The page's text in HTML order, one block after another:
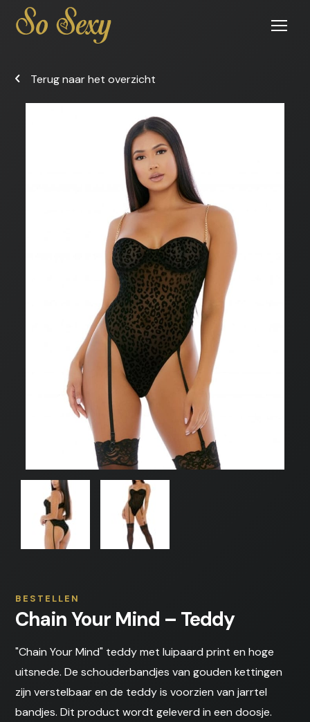
Open
Terug naar het overzicht
BESTELLEN
Chain Your Mind – Teddy
"Chain Your Mind" teddy met luipaard print en hoge
uitsnede. De schouderbandjes van gouden kettingen
zijn verstelbaar en de teddy is voorzien van jarrtel
bandjes. Dit product wordt geleverd in een doosje.